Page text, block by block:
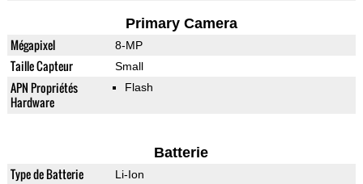
Primary Camera
Mégapixel 8-MP
Taille Capteur Small
APN Propriétés
Hardware
Flash
Batterie
Type de Batterie Li-Ion